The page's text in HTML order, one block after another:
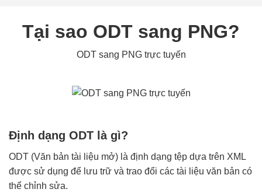
Tại sao ODT sang PNG?
ODT sang PNG trực tuyến
Định dạng ODT là gì?
ODT (Văn bản tài liệu mở) là định dạng tệp dựa trên XML
được sử dụng để lưu trữ và trao đổi các tài liệu văn bản có
thể chỉnh sửa.